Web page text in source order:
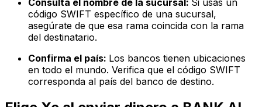
Consulta el nombre de la sucursal: Si usas un
código SWIFT específico de una sucursal,
asegúrate de que esa rama coincida con la rama
del destinatario.
Confirma el país: Los bancos tienen ubicaciones
en todo el mundo. Verifica que el código SWIFT
corresponda al país del banco de destino.